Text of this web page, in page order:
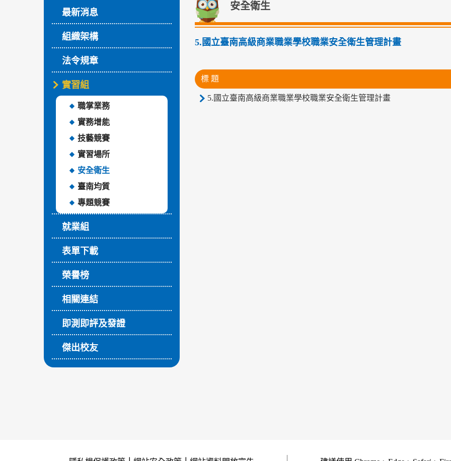
最新消息
組織架構
法令規章
實習組
職掌業務
實務增能
技藝競賽
實習場所
安全衛生
臺南均質
專題競賽
就業組
表單下載
榮譽榜
相關連結
即測即評及發證
傑出校友
安全衛生
5.國立臺南高級商業職業學校職業安全衛生管理計畫
標 題
5.國立臺南高級商業職業學校職業安全衛生管理計畫